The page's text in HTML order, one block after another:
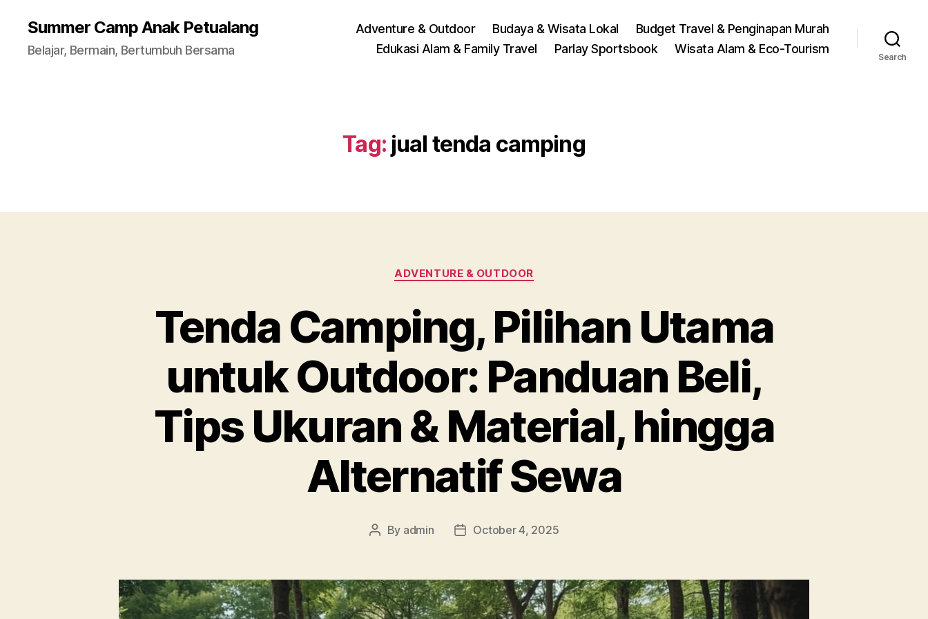
Summer Camp Anak Petualang
Belajar, Bermain, Bertumbuh Bersama
Adventure & Outdoor Budaya & Wisata Lokal
Budget Travel & Penginapan Murah
Edukasi Alam & Family Travel
Parlay Sportsbook Wisata Alam & Eco-Tourism
Search
Tag: jual tenda camping
Categories
ADVENTURE & OUTDOOR
Tenda Camping, Pilihan Utama
untuk Outdoor: Panduan Beli,
Tips Ukuran & Material, hingga
Alternatif Sewa
Post
By admin
PostOctober 4, 2025